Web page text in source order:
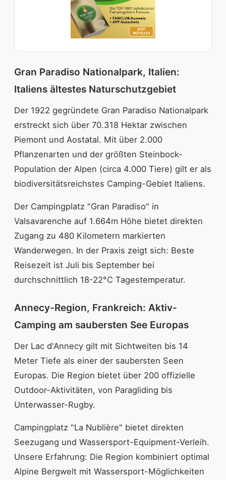
Gran Paradiso Nationalpark, Italien:
Italiens ältestes Naturschutzgebiet
Der 1922 gegründete Gran Paradiso Nationalpark
erstreckt sich über 70.318 Hektar zwischen
Piemont und Aostatal. Mit über 2.000
Pflanzenarten und der größten Steinbock-
Population der Alpen (circa 4.000 Tiere) gilt er als
biodiversitätsreichstes Camping-Gebiet Italiens.
Der Campingplatz "Gran Paradiso" in
Valsavarenche auf 1.664m Höhe bietet direkten
Zugang zu 480 Kilometern markierten
Wanderwegen. In der Praxis zeigt sich: Beste
Reisezeit ist Juli bis September bei
durchschnittlich 18-22°C Tagestemperatur.
Annecy-Region, Frankreich: Aktiv-
Camping am saubersten See Europas
Der Lac d'Annecy gilt mit Sichtweiten bis 14
Meter Tiefe als einer der saubersten Seen
Europas. Die Region bietet über 200 offizielle
Outdoor-Aktivitäten, von Paragliding bis
Unterwasser-Rugby.
Campingplatz "La Nublière" bietet direkten
Seezugang und Wassersport-Equipment-Verleih.
Unsere Erfahrung: Die Region kombiniert optimal
Alpine Bergwelt mit Wassersport-Möglichkeiten